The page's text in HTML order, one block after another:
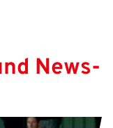
News-